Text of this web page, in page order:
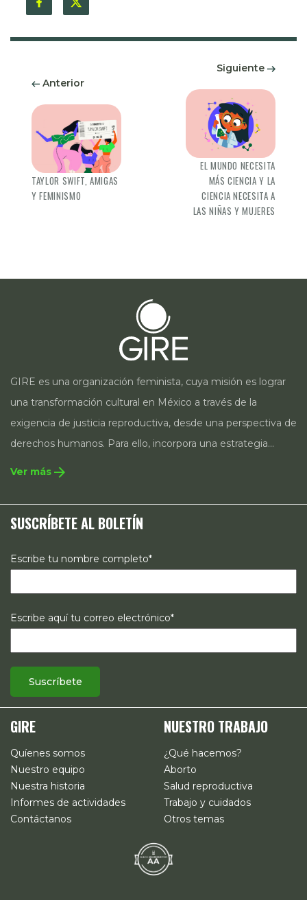
Anterior
TAYLOR SWIFT, AMIGAS
Y FEMINISMO
Siguiente
EL MUNDO NECESITA
MÁS CIENCIA Y LA
CIENCIA NECESITA A
LAS NIÑAS Y MUJERES
GIRE es una organización feminista, cuya misión es lograr
una transformación cultural en México a través de la
exigencia de justicia reproductiva, desde una perspectiva de
derechos humanos. Para ello, incorpora una estrategia
integral que contempla la incidencia en legislación y
estrategias de comunicación e investigación sobre el
estado de los derechos reproductivos en México.
Ver más arrow_forward
SUSCRÍBETE AL BOLETÍN
Escribe tu nombre completo*
Escribe aquí tu correo electrónico*
GIRE
Quíenes somos
Nuestro equipo
Nuestra historia
Informes de actividades
Contáctanos
NUESTRO TRABAJO
¿Qué hacemos?
Aborto
Salud reproductiva
Trabajo y cuidados
Otros temas